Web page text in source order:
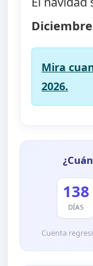
Mira
2026.
138
DÍAS
Cuenta